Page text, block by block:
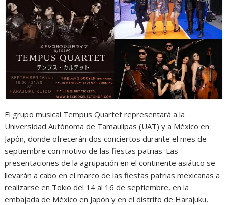
A
p
p
o
o
k
n
g
e
r
a
El grupo musical Tempus Quartet representará a la
Universidad Autónoma de Tamaulipas (UAT) y a México en
Japón, donde ofrecerán dos conciertos durante el mes de
septiembre con motivo de las fiestas patrias. Las
presentaciones de la agrupación en el continente asiático se
llevarán a cabo en el marco de las fiestas patrias mexicanas a
realizarse en Tokio del 14 al 16 de septiembre, en la
embajada de México en Japón y en el distrito de Harajuku,